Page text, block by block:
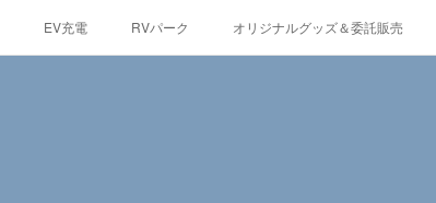
EV充電 RVパーク オリジナルグッズ＆委託販売